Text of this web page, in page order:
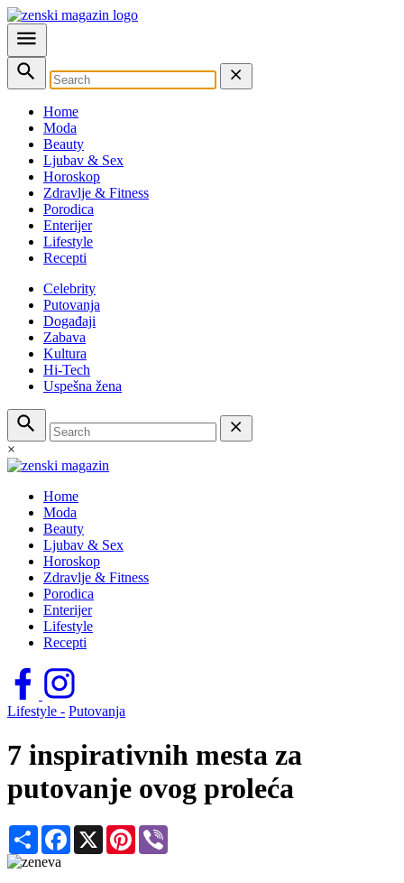
Home
Moda
Beauty
Ljubav & Sex
Horoskop
Zdravlje & Fitness
Porodica
Enterijer
Lifestyle
Recepti
Celebrity
Putovanja
Događaji
Zabava
Kultura
Hi-Tech
Uspešna žena
×
Home
Moda
Beauty
Ljubav & Sex
Horoskop
Zdravlje & Fitness
Porodica
Enterijer
Lifestyle
Recepti
Lifestyle - Putovanja
7 inspirativnih mesta za
putovanje ovog proleća
Share Facebook
X Pinterest